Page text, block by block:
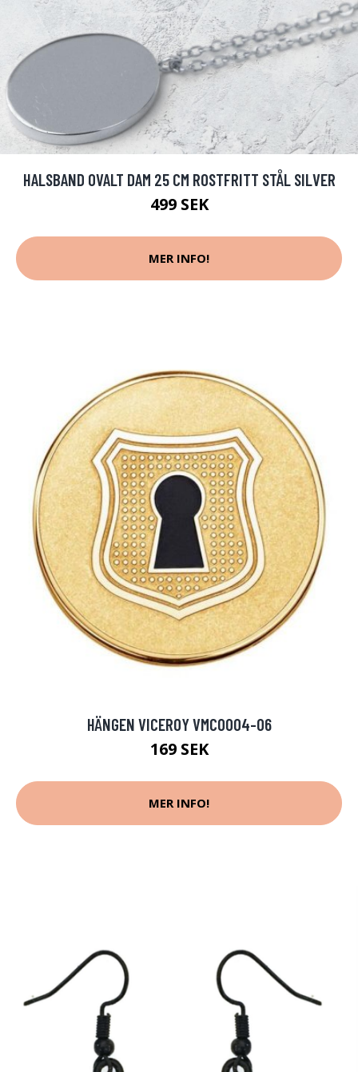
HALSBAND OVALT DAM 25 CM ROSTFRITT STÅL SILVER
499 SEK
MER INFO!
HÄNGEN VICEROY VMC0004-06
169 SEK
MER INFO!